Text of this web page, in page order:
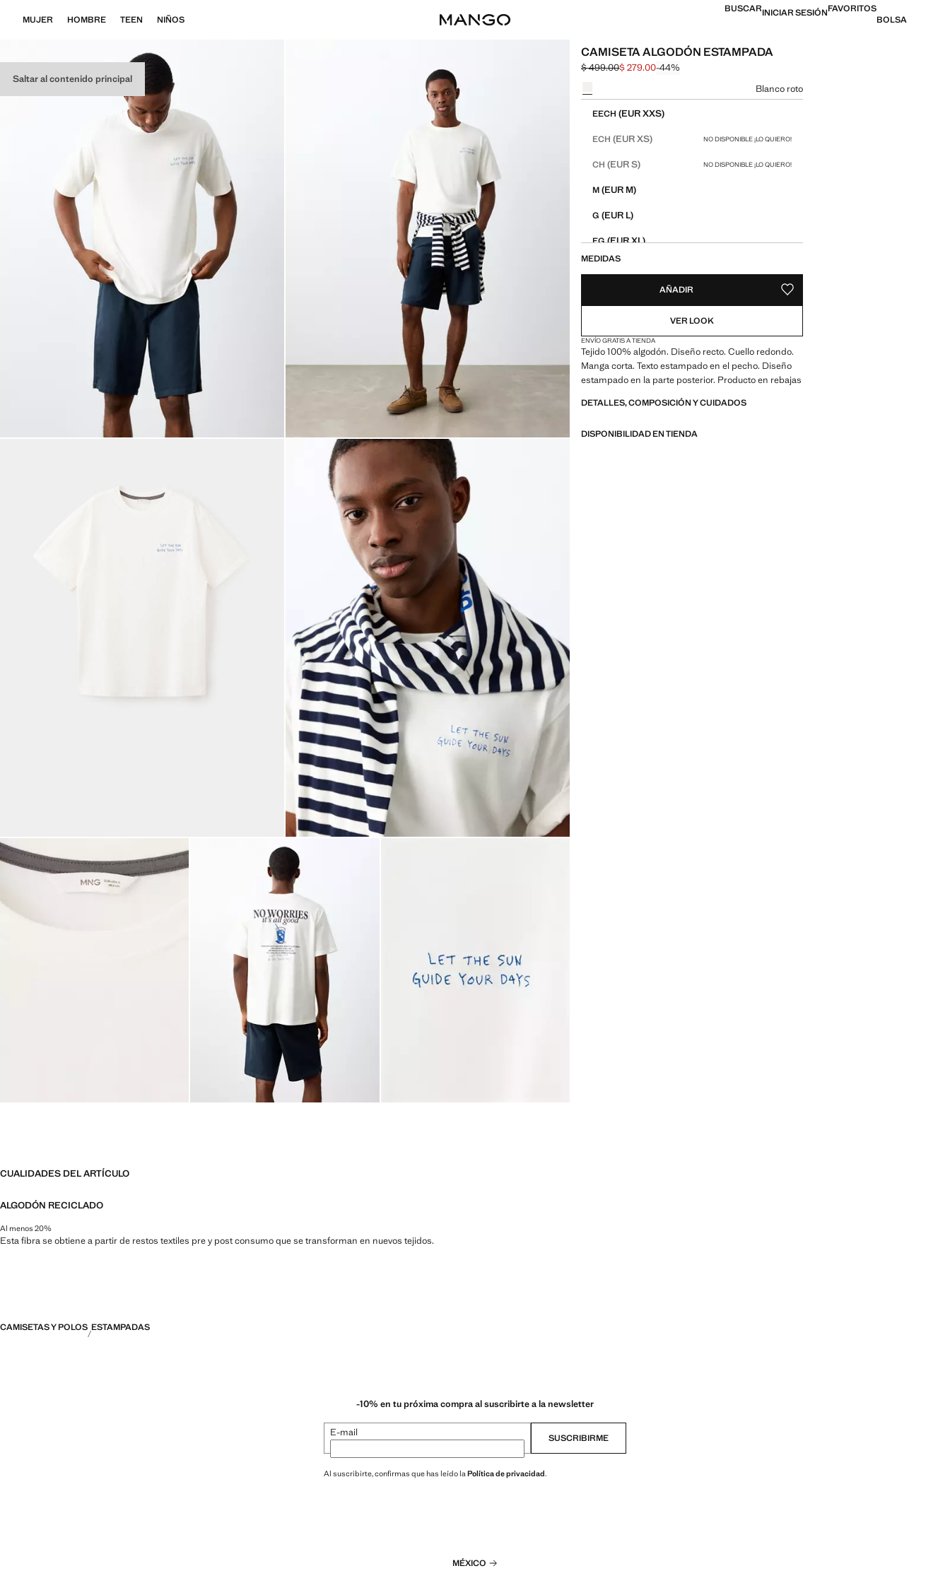
Saltar al contenido principal
MUJER HOMBRE TEEN NIÑOS
BUSCARINICIAR SESIÓNFAVORITOS
BOLSA
CAMISETA ALGODÓN ESTAMPADA
Precio inicial tachado [$ 499.00 ]
$ 499.00
Precio actual [$ 279.00 ]
$ 279.00-44%
Blanco roto
EECH (EUR XXS)
ECH (EUR XS) NO DISPONIBLE ¡LO QUIERO!
CH (EUR S) NO DISPONIBLE ¡LO QUIERO!
M(EUR M)
G (EUR L)
EG(EUR XL)
MEDIDAS
AÑADIR GUARDAR COMO FAVORITO
VER LOOK
ENVÍO GRATIS A TIENDA
Tejido 100% algodón. Diseño recto. Cuello redondo.
Manga corta. Texto estampado en el pecho. Diseño
estampado en la parte posterior. Producto en rebajas
DETALLES, COMPOSICIÓN Y CUIDADOS
DISPONIBILIDAD EN TIENDA
CUALIDADES DEL ARTÍCULO
ALGODÓN RECICLADO
Al menos 20%
Esta fibra se obtiene a partir de restos textiles pre y post consumo que se transforman en nuevos tejidos.
CAMISETAS Y POLOS ESTAMPADAS
-10% en tu próxima compra al suscribirte a la newsletter
E-mail SUSCRIBIRME
Al suscribirte, confirmas que has leído la Política de privacidad.
MÉXICO